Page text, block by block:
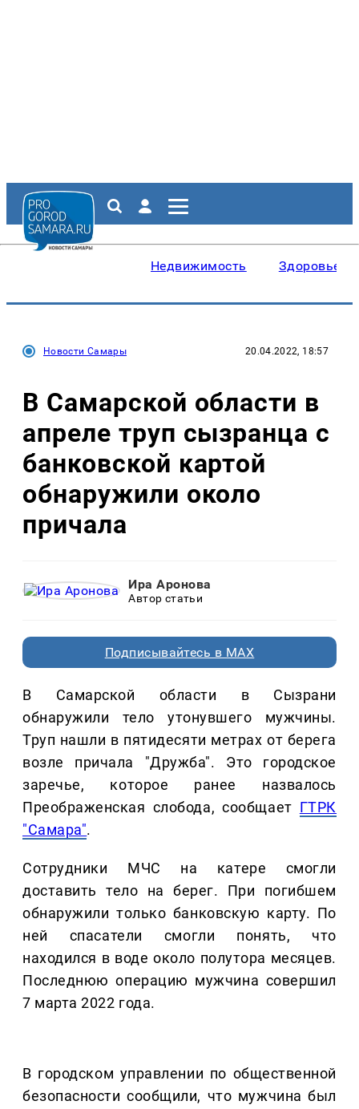
Недвижимость Здоровье
Новости Самары 20.04.2022, 18:57
В Самарской области в
апреле труп сызранца с
банковской картой
обнаружили около
причала
Ира Аронова
Автор статьи
Подписывайтесь в MAX
В Самарской области в Сызрани
обнаружили тело утонувшего мужчины.
Труп нашли в пятидесяти метрах от берега
возле причала "Дружба". Это городское
заречье, которое ранее назвалось
Преображенская слобода, сообщает ГТРК
"Самара".
Сотрудники МЧС на катере смогли
доставить тело на берег. При погибшем
обнаружили только банковскую карту. По
ней спасатели смогли понять, что
находился в воде около полутора месяцев.
Последнюю операцию мужчина совершил
7 марта 2022 года.
В городском управлении по общественной
безопасности сообщили, что мужчина был